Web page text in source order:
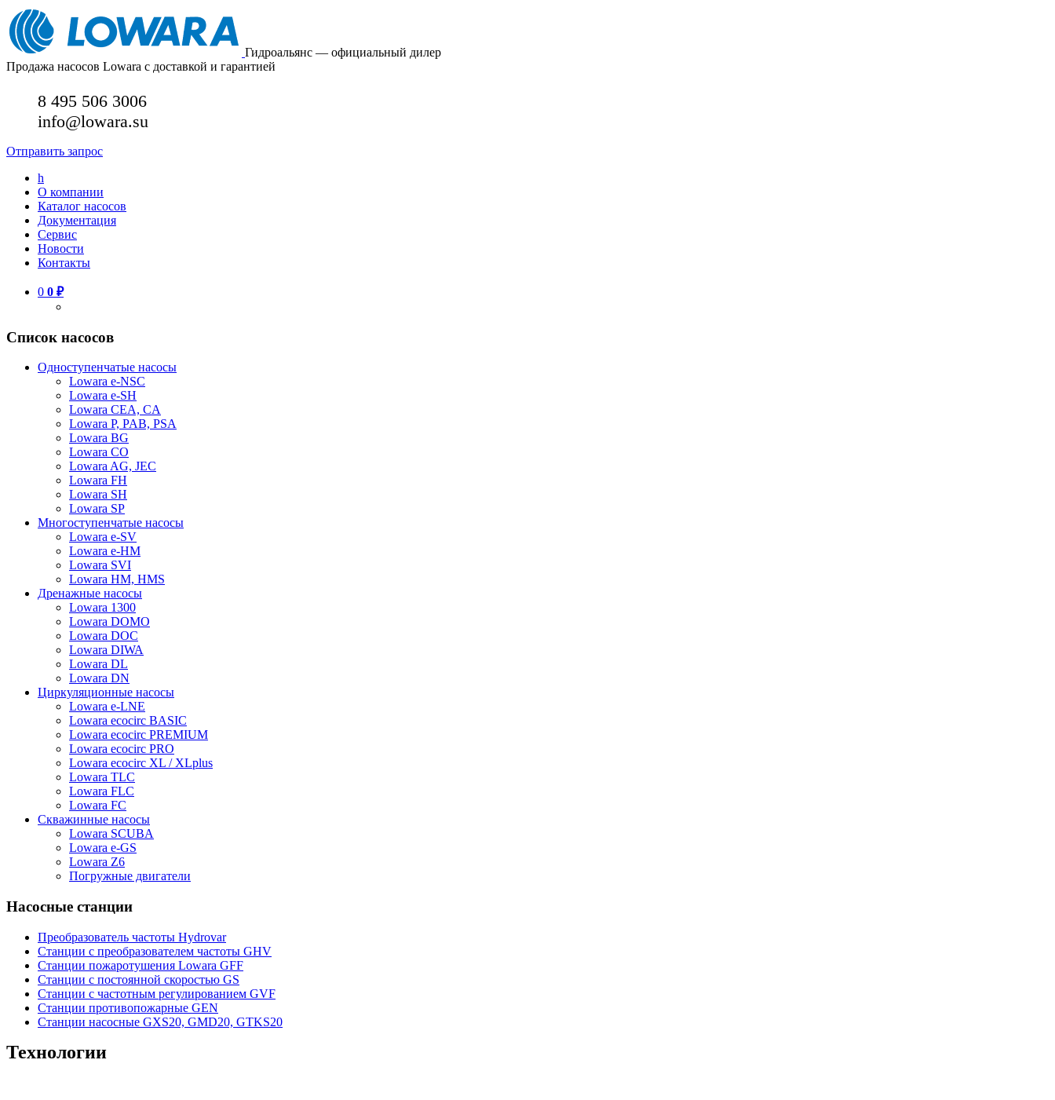
Гидроальянс — официальный дилер
Продажа насосов Lowara с доставкой и гарантией
8 495 506 3006
info@lowara.su
Отправить запрос
h
О компании
Каталог насосов
Документация
Сервис
Новости
Контакты
0 0 ₽
Список насосов
Одноступенчатые насосы
Lowara e-NSC
Lowara e-SH
Lowara CEA, CA
Lowara P, PAB, PSA
Lowara BG
Lowara CO
Lowara AG, JEC
Lowara FH
Lowara SH
Lowara SP
Многоступенчатые насосы
Lowara e-SV
Lowara e-HM
Lowara SVI
Lowara HM, HMS
Дренажные насосы
Lowara 1300
Lowara DOMO
Lowara DOC
Lowara DIWA
Lowara DL
Lowara DN
Циркуляционные насосы
Lowara e-LNE
Lowara ecocirc BASIC
Lowara ecocirc PREMIUM
Lowara ecocirc PRO
Lowara ecocirc XL / XLplus
Lowara TLC
Lowara FLC
Lowara FC
Скважинные насосы
Lowara SCUBA
Lowara e-GS
Lowara Z6
Погружные двигатели
Насосные станции
Преобразователь частоты Hydrovar
Станции с преобразователем частоты GHV
Станции пожаротушения Lowara GFF
Станции с постоянной скоростью GS
Станции с частотным регулированием GVF
Станции противопожарные GEN
Станции насосные GXS20, GMD20, GTKS20
Технологии